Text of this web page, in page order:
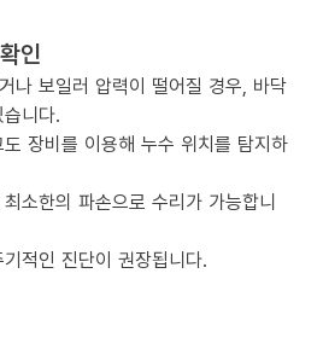
인
나 보일러 압력이 떨어질 경우, 바닥
니다.
장비를 이용해 누수 위치를 탐지하
소한의 파손으로 수리가 가능합니
적인 진단이 권장됩니다.